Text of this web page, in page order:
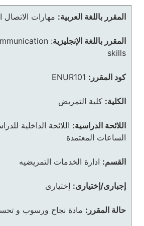
المقرر باللغة العربية: مهارات الاتصال
المقرر باللغة الإنجليزية:
skills
كود المقرر: ENUR101
الكلية: كلية التمريض
اللائحة الدراسية: اللائحة الداخلية
الساعات المعتمدة
القسم: ادارة الخدمات التمريضيه
إجبارى/إختيارى: إختيارى
حالة المقرر: مادة نجاح ورسوب و